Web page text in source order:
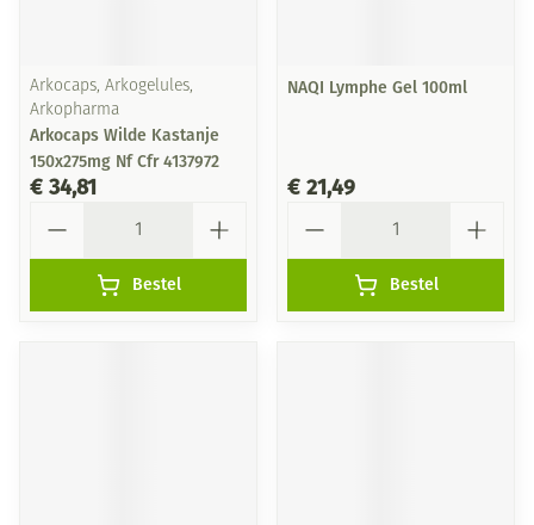
Arkocaps, Arkogelules,
Arkopharma
Arkocaps Wilde Kastanje
150x275mg Nf Cfr 4137972
€ 34,81
Bestel
NAQI Lymphe Gel 100ml
€ 21,49
Bestel